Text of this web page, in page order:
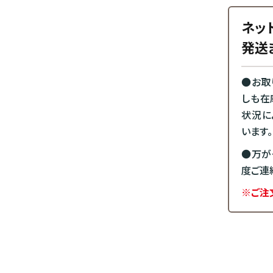
ネッ
発送
●お取
しも
状況に
います。
●万が
度ご連
※ご注